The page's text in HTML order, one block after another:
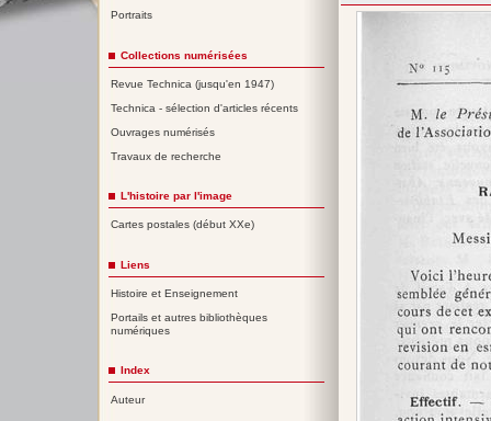
Portraits
Collections numérisées
Revue Technica (jusqu'en 1947)
Technica - sélection d'articles récents
Ouvrages numérisés
Travaux de recherche
L'histoire par l'image
Cartes postales (début XXe)
Liens
Histoire et Enseignement
Portails et autres bibliothèques
numériques
Index
Auteur